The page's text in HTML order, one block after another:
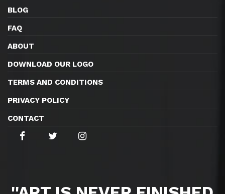
BLOG
FAQ
ABOUT
DOWNLOAD OUR LOGO
TERMS AND CONDITIONS
PRIVACY POLICY
CONTACT